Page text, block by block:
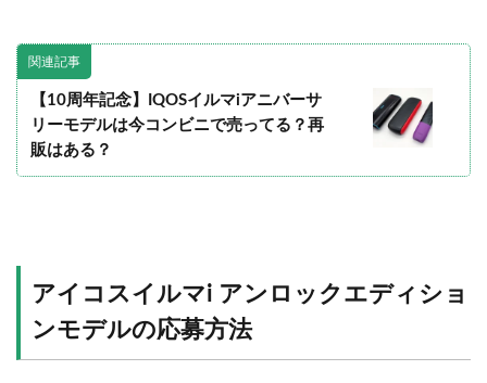
関連記事
【10周年記念】IQOSイルマiアニバーサ
リーモデルは今コンビニで売ってる？再
販はある？
アイコスイルマi アンロックエディショ
ンモデルの応募方法